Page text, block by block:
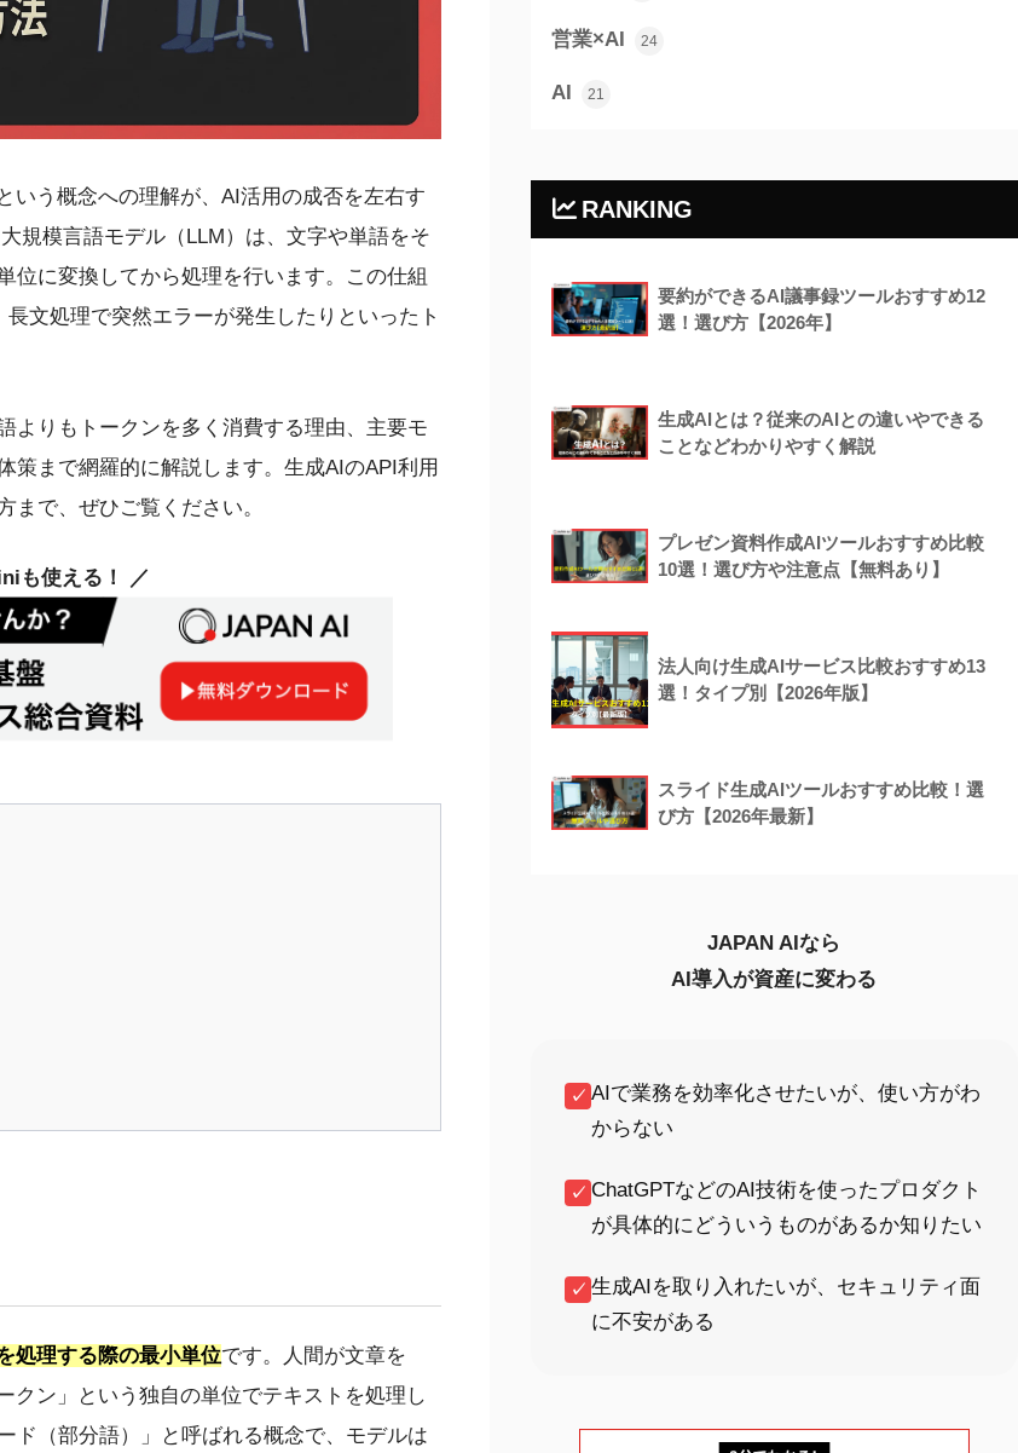
いう概念への理解が、AI活用の成否を左右す
規模言語モデル（LLM）は、文字や単語をそ
位に変換してから処理を行います。この仕組
文処理で突然エラーが発生したりといったト
よりもトークンを多く消費する理由、主要モ
策まで網羅的に解説します。生成AIのAPI利用
まで、ぜひご覧ください。
も使える！ ／
処理する際の最小単位です。人間が文章を
クン」という独自の単位でテキストを処理し
ド（部分語）」と呼ばれる概念で、モデルは
営業×AI 24
AI 21
RANKING
要約ができるAI議事録ツールおすすめ12
選！選び方【2026年】
生成AIとは？従来のAIとの違いやできる
ことなどわかりやすく解説
プレゼン資料作成AIツールおすすめ比較
10選！選び方や注意点【無料あり】
法人向け生成AIサービス比較おすすめ13
選！タイプ別【2026年版】
スライド生成AIツールおすすめ比較！選
び方【2026年最新】
JAPAN AIなら
AI導入が資産に変わる
✓ AIで業務を効率化させたいが、使い方がわ
からない
✓ ChatGPTなどのAI技術を使ったプロダクト
が具体的にどういうものがあるか知りたい
✓ 生成AIを取り入れたいが、セキュリティ面
に不安がある